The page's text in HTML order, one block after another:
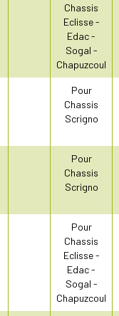
Chassis
Eclisse -
Edac -
Sogal -
Chapuzcoul
Pour
Chassis
Scrigno
Pour
Chassis
Scrigno
Pour
Chassis
Eclisse -
Edac -
Sogal -
Chapuzcoul